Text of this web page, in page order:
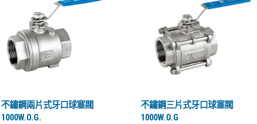
不鏽鋼兩片式牙口球塞閥
1000W.O.G.
不鏽鋼三片式牙口球塞閥
1000W.O.G